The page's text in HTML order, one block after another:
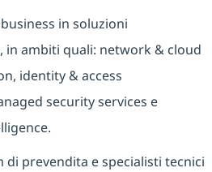
in soluzioni
in ambiti quali: network & cloud
identity & access
security services e
di prevendita e specialisti tecnici